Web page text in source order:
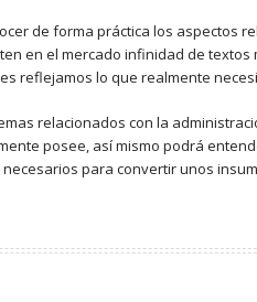
de forma práctica los aspectos
en el mercado infinidad de
reflejamos lo que realmente
relacionados con la
posee, así mismo podrá
para convertir unos